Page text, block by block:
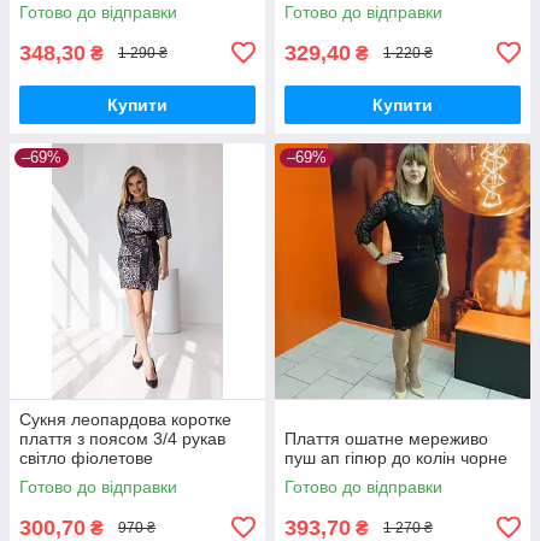
Готово до відправки
348,30 ₴ 1 290 ₴
Купити
Готово до відправки
329,40 ₴ 1 220 ₴
Купити
–69%
Сукня леопардова коротке
плаття з поясом 3/4 рукав
світло фіолетове
Готово до відправки
300,70 ₴ 970 ₴
–69%
Плаття ошатне мереживо
пуш ап гіпюр до колін чорне
Готово до відправки
393,70 ₴ 1 270 ₴